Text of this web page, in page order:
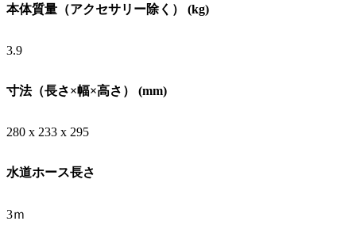
本体質量（アクセサリー除く） (kg)
3.9
寸法（長さ×幅×高さ） (mm)
280 x 233 x 295
水道ホース長さ
3ｍ